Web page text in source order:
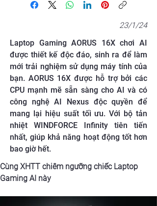
23/1/24
Laptop Gaming AORUS 16X chơi AI
được thiết kế độc đáo, sinh ra để làm
mới trải nghiệm sử dụng máy tính của
bạn. AORUS 16X được hỗ trợ bởi các
CPU mạnh mẽ sẵn sàng cho AI và có
công nghệ AI Nexus độc quyền để
mang lại hiệu suất tối ưu. Với bộ tản
nhiệt WINDFORCE Infinity tiên tiến
nhất, giúp khả năng hoạt động tốt hơn
bao giờ hết.
Cùng XHTT chiêm ngưỡng chiếc Laptop
Gaming AI này